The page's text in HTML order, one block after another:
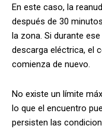
En este caso, la
después de 30
la zona. Si durante
descarga eléctrica, el
comienza de nuevo.
No existe un límite
lo que el encuentro
persisten las